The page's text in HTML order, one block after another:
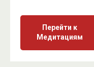
Перейти к
Медитациям